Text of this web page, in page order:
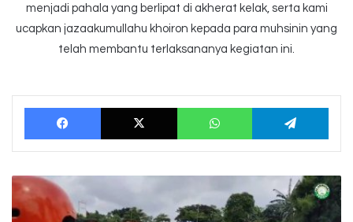
menjadi pahala yang berlipat di akherat kelak, serta kami
ucapkan jazaakumullahu khoiron kepada para muhsinin yang
telah membantu terlaksananya kegiatan ini.
Facebook X WhatsApp
PAHLAWAN
KALI
BEKASI